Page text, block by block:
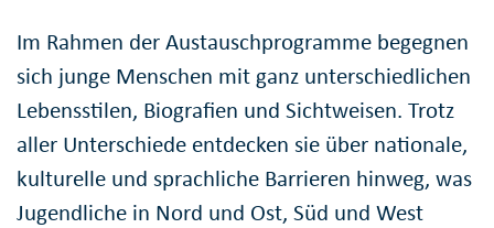
Im Rahmen der Austauschprogramme begegnen
sich junge Menschen mit ganz unterschiedlichen
Lebensstilen, Biografien und Sichtweisen. Trotz
aller Unterschiede entdecken sie über nationale,
kulturelle und sprachliche Barrieren hinweg, was
Jugendliche in Nord und Ost, Süd und West